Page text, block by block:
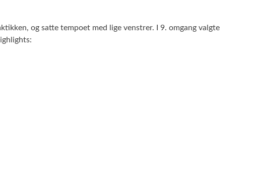
og satte tempoet med lige venstrer. I 9. omgang valgte